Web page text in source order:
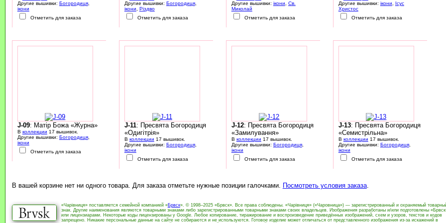
Другие вышивки: Богородиця,
ікони
Отметить для заказа
Другие вышивки: Богородиця,
ікони
Різдво
Отметить для заказа
Другие вышивки: ікони
Св.
Миколай
Отметить для заказа
Другие вышивки: ікони
Ісус
Христос
Отметить для заказа
J-09: Матір Божа «Журна»
В коллекции 17 вышивок.
Другие вышивки: Богородиця,
ікони
Отметить для заказа
J-11: Пресвята Богородиця
«Одигітрія»
В коллекции 17 вышивок.
Другие вышивки: Богородиця,
ікони
Отметить для заказа
J-12: Пресвята Богородиця
«Замилування»
В коллекции 17 вышивок.
Другие вышивки: Богородиця,
ікони
Отметить для заказа
J-13: Пресвята Богородиця
«Семистрільна»
В коллекции 17 вышивок.
Другие вышивки: Богородиця,
ікони
Отметить для заказа
В вашей корзине нет ни одного товара. Для заказа отметьте нужные позиции галочками. Посмотреть условия заказа.
«Чарівниця» поставляется семейной компанией «Брвск». © 1998–2025 «Брвск». Все права соблюдены. «Чарівниця» («Чаровница») — зарегистрированный и охраняемый
знак. Другие наименования являются товарными знаками либо зарегистрированными товарными знаками своих владельцев. Изображения разработаны и/или подготовлены
или лицензиарами. Некоторые коды лицензированы у Google. Любое копирование, тиражирование и воспроизведение приведённых изображений, схем и узоров, текстов и кодов
запрещено. Никакие персональные данные на сайте не собираются и не используются. Готовое изделие может отличаться от представленного изображения из-за искажений в